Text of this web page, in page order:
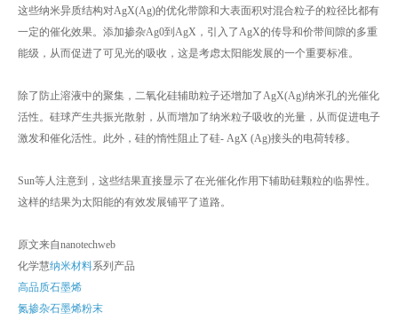
这些纳米异质结构对AgX(Ag)的优化带隙和大表面积对混合粒子的粒径比都有
一定的催化效果。添加掺杂Ag0到AgX，引入了AgX的传导和价带间隙的多重
能级，从而促进了可见光的吸收，这是考虑太阳能发展的一个重要标准。
除了防止溶液中的聚集，二氧化硅辅助粒子还增加了AgX(Ag)纳米孔的光催化
活性。硅球产生共振光散射，从而增加了纳米粒子吸收的光量，从而促进电子
激发和催化活性。此外，硅的惰性阻止了硅- AgX (Ag)接头的电荷转移。
Sun等人注意到，这些结果直接显示了在光催化作用下辅助硅颗粒的临界性。
这样的结果为太阳能的有效发展铺平了道路。
原文来自nanotechweb
化学慧纳米材料系列产品
高品质石墨烯
氮掺杂石墨烯粉末